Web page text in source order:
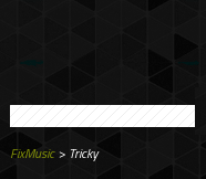
FixMusic> Tricky